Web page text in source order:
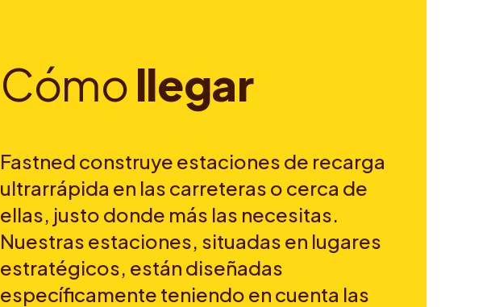
Cómollegar
Fastned construye estaciones de recarga
ultrarrápida en las carreteras o cerca de
ellas, justo donde más las necesitas.
Nuestras estaciones, situadas en lugares
estratégicos, están diseñadas
específicamente teniendo en cuenta las